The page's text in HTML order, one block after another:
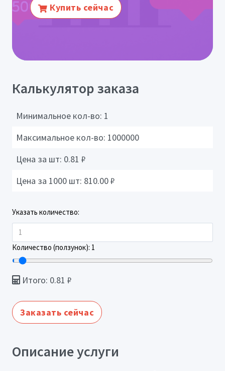
Купить сейчас
Калькулятор заказа
Минимальное кол-во: 1
Максимальное кол-во: 1000000
Цена за шт: 0.81 ₽
Цена за 1000 шт: 810.00₽
Указать количество:
Количество (ползунок): 1
Итого: 0.81 ₽
Заказать сейчас
Описание услуги